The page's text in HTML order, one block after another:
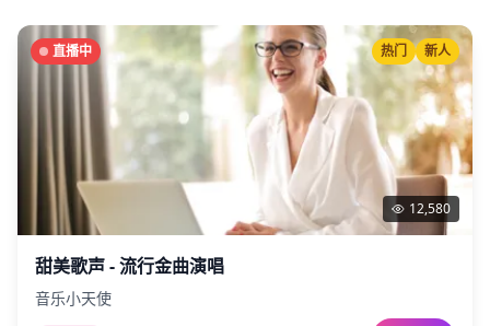
直播中
12,580
热门 新人
甜美歌声 - 流行金曲演唱
音乐小天使